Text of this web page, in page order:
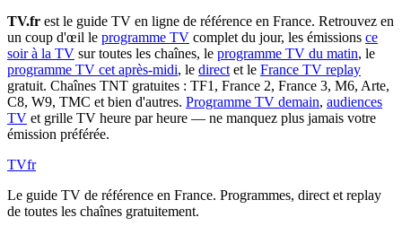
TV.fr est le guide TV en ligne de référence en France. Retrouvez en
un coup d'œil le programme TV complet du jour, les émissions ce
soir à la TV sur toutes les chaînes, le programme TV du matin, le
programme TV cet après-midi, le direct et le France TV replay
gratuit. Chaînes TNT gratuites : TF1, France 2, France 3, M6, Arte,
C8, W9, TMC et bien d'autres. Programme TV demain, audiences
TV et grille TV heure par heure — ne manquez plus jamais votre
émission préférée.
TVfr
Le guide TV de référence en France. Programmes, direct et replay
de toutes les chaînes gratuitement.